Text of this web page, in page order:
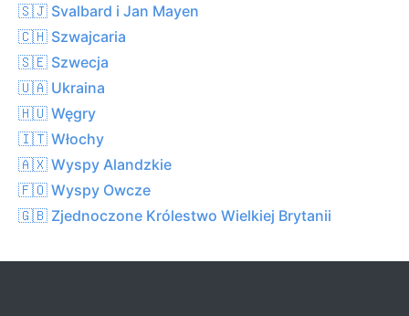
🇸🇯 Svalbard i Jan Mayen
🇨🇭 Szwajcaria
🇸🇪 Szwecja
🇺🇦 Ukraina
🇭🇺 Węgry
🇮🇹 Włochy
🇦🇽 Wyspy Alandzkie
🇫🇴 Wyspy Owcze
🇬🇧 Zjednoczone Królestwo Wielkiej Brytanii